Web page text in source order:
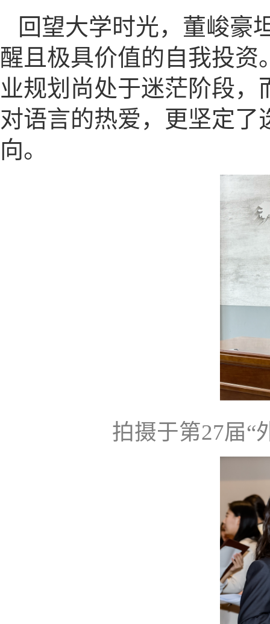
回望大学时光，董峻豪
醒且极具价值的自我投
业规划尚处于迷茫阶段
对语言的热爱，更坚定
向。
拍摄于第27届“